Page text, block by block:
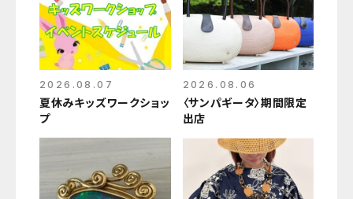
2026.08.07
夏休みキッズワークショッ
プ
2026.08.06
〈サンパギータ〉期間限定
出店